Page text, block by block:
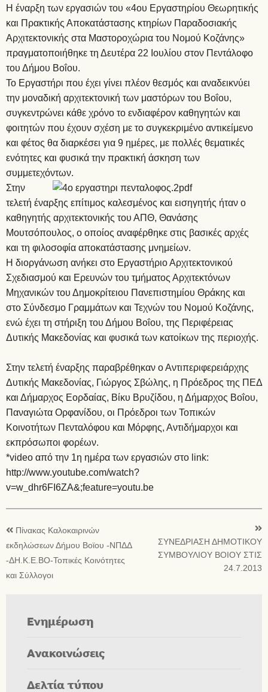
Η έναρξη των εργασιών του «4ου Εργαστηρίου Θεωρητικής
και Πρακτικής Αποκατάστασης κτηρίων Παραδοσιακής
Αρχιτεκτονικής στα Μαστοροχώρια του Νομού Κοζάνης»
πραγματοποιήθηκε τη Δευτέρα 22 Ιουλίου στον Πεντάλοφο
του Δήμου Βοΐου.
Το Εργαστήρι που έχει γίνει πλέον θεσμός και αναδεικνύει
την μοναδική αρχιτεκτονική των μαστόρων του Βοΐου,
συγκεντρώνει κάθε χρόνο το ενδιαφέρον καθηγητών και
φοιτητών που έχουν σχέση με το συγκεκριμένο αντικείμενο
και φέτος θα διαρκέσει για 9 ημέρες, με πολλές θεματικές
ενότητες και φυσικά την πρακτική άσκηση των
συμμετεχόντων.
Στην
τελετή έναρξης επίτιμος καλεσμένος και εισηγητής ήταν ο
καθηγητής αρχιτεκτονικής του ΑΠΘ, Θανάσης
Μουτσόπουλος, ο οποίος αναφέρθηκε στις βασικές αρχές
και τη φιλοσοφία αποκατάστασης μνημείων.
Η διοργάνωση ανήκει στο Εργαστήριο Αρχιτεκτονικού
Σχεδιασμού και Ερευνών του τμήματος Αρχιτεκτόνων
Μηχανικών του Δημοκρίτειου Πανεπιστημίου Θράκης και
στο Σύνδεσμο Γραμμάτων και Τεχνών του Νομού Κοζάνης,
ενώ έχει τη στήριξη του Δήμου Βοΐου, της Περιφέρειας
Δυτικής Μακεδονίας και φυσικά των κατοίκων της περιοχής.
Στην τελετή έναρξης παραβρέθηκαν ο Αντιπεριφερειάρχης
Δυτικής Μακεδονίας, Γιώργος Σβώλης, η Πρόεδρος της ΠΕΔ
και Δήμαρχος Εορδαίας, Βίκυ Βρυζίδου, η Δήμαρχος Βοΐου,
Παναγιώτα Ορφανίδου, οι Πρόεδροι των Τοπικών
Κοινοτήτων Πενταλόφου και Μόρφης, Αντιδήμαρχοι και
εκπρόσωποι φορέων.
*video από την 1η ημέρα των εργασιών στο link:
http://www.youtube.com/watch?
v=w_dhr6FI6ZA&;feature=youtu.be
Πίνακας Καλοκαιρινών
εκδηλώσεων Δήμου Βοϊου -ΝΠΔΔ
-ΔΗ.Κ.Ε.ΒΟ-Τοπικές Κοινότητες
και Σύλλογοι
ΣΥΝΕΔΡΙΑΣΗ ΔΗΜΟΤΙΚΟΥ
ΣΥΜΒΟΥΛΙΟΥ ΒΟΙΟΥ ΣΤΙΣ
24.7.2013
Ενημέρωση
Ανακοινώσεις
Δελτία τύπου